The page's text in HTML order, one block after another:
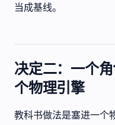
当成基线。
决定二：一个
个物理引擎
教科书做法是塞进一个